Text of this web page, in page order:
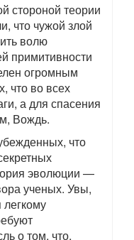
стороной теории
что чужой злой
волю
примитивности
огромным
что во всех
а для спасения
Вождь.
что
эволюции —
ученых. Увы,
о том, что,